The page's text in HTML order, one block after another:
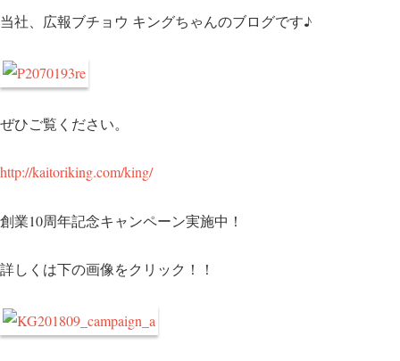
k
当社、広報ブチョウ キングちゃんのブログです♪
ぜひご覧ください。
http://kaitoriking.com/king/
創業10周年記念キャンペーン実施中！
詳しくは下の画像をクリック！！